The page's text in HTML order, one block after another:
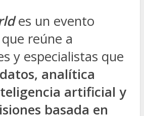
es un evento
reúne a
y especialistas que
datos, analítica
artificial y
basada en